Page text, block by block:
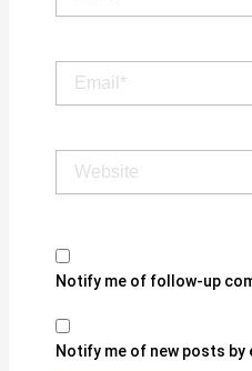
Notify me of follow-up
Notify me of new posts by